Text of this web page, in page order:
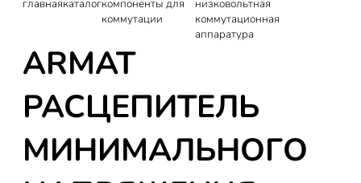
главнаякаталогкомпоненты для
коммутации
низковольтная
коммутационная
аппаратура
ARMAT
РАСЦЕПИТЕЛЬ
МИНИМАЛЬНОГО